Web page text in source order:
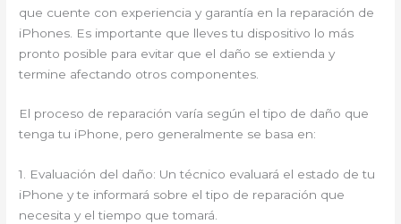
que cuente con experiencia y garantía en la reparación de
iPhones. Es importante que lleves tu dispositivo lo más
pronto posible para evitar que el daño se extienda y
termine afectando otros componentes.
El proceso de reparación varía según el tipo de daño que
tenga tu iPhone, pero generalmente se basa en:
1. Evaluación del daño: Un técnico evaluará el estado de tu
iPhone y te informará sobre el tipo de reparación que
necesita y el tiempo que tomará.